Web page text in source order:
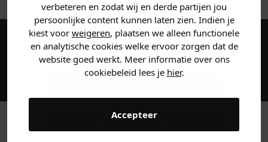
verbeteren en zodat wij en derde partijen jou
persoonlijke content kunnen laten zien. Indien je
kiest voor weigeren, plaatsen we alleen functionele
en analytische cookies welke ervoor zorgen dat de
website goed werkt. Meer informatie over ons
cookiebeleid lees je hier.
Accepteer
Maak een account aan en ontvang 5%
korting op je eerste bestelling!
Heren kleding
Dames kleding
Gewoon rondkijken